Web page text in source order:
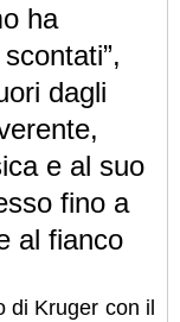
ha
dagli
e al suo
fino a
al fianco
di Kruger con il